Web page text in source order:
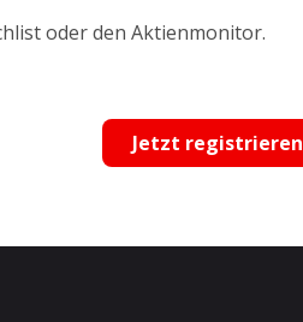
oder den Aktienmonitor.
Jetzt registrieren